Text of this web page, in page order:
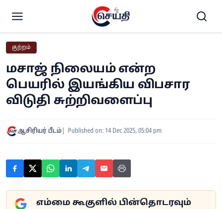
குற்றம்
மசாஜ் நிலையம் என்ற
பெயரில் இயங்கிய விபசார
விடுதி சுற்றிவளைப்பு
ஆசிரியர் பீடம் Published on: 14 Dec 2025, 05:04 pm
எம்மை கூகுளில் பின்தொடரவும்